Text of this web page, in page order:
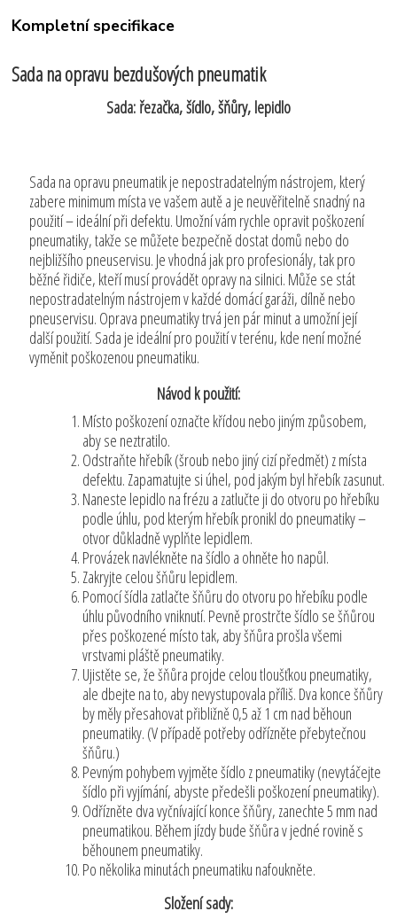
Kompletní specifikace
Sada na opravu bezdušových pneumatik
Sada: řezačka, šídlo, šňůry, lepidlo
Sada na opravu pneumatik je nepostradatelným nástrojem, který
zabere minimum místa ve vašem autě a je neuvěřitelně snadný na
použití – ideální při defektu. Umožní vám rychle opravit poškození
pneumatiky, takže se můžete bezpečně dostat domů nebo do
nejbližšího pneuservisu. Je vhodná jak pro profesionály, tak pro
běžné řidiče, kteří musí provádět opravy na silnici. Může se stát
nepostradatelným nástrojem v každé domácí garáži, dílně nebo
pneuservisu. Oprava pneumatiky trvá jen pár minut a umožní její
další použití. Sada je ideální pro použití v terénu, kde není možné
vyměnit poškozenou pneumatiku.
Návod k použití:
Místo poškození označte křídou nebo jiným způsobem,
aby se neztratilo.
Odstraňte hřebík (šroub nebo jiný cizí předmět) z místa
defektu. Zapamatujte si úhel, pod jakým byl hřebík zasunut.
Naneste lepidlo na frézu a zatlučte ji do otvoru po hřebíku
podle úhlu, pod kterým hřebík pronikl do pneumatiky –
otvor důkladně vyplňte lepidlem.
Provázek navlékněte na šídlo a ohněte ho napůl.
Zakryjte celou šňůru lepidlem.
Pomocí šídla zatlačte šňůru do otvoru po hřebíku podle
úhlu původního vniknutí. Pevně prostrčte šídlo se šňůrou
přes poškozené místo tak, aby šňůra prošla všemi
vrstvami pláště pneumatiky.
Ujistěte se, že šňůra projde celou tloušťkou pneumatiky,
ale dbejte na to, aby nevystupovala příliš. Dva konce šňůry
by měly přesahovat přibližně 0,5 až 1 cm nad běhoun
pneumatiky. (V případě potřeby odřízněte přebytečnou
šňůru.)
Pevným pohybem vyjměte šídlo z pneumatiky (nevytáčejte
šídlo při vyjímání, abyste předešli poškození pneumatiky).
Odřízněte dva vyčnívající konce šňůry, zanechte 5 mm nad
pneumatikou. Během jízdy bude šňůra v jedné rovině s
běhounem pneumatiky.
Po několika minutách pneumatiku nafoukněte.
Složení sady: